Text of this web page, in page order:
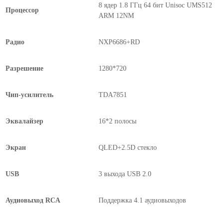
Процессор
8 ядер 1.8 ГГц 64 бит Unisoc UMS512
ARM 12NM
Радио NXP6686+RD
Разрешение 1280*720
Чип-усилитель TDA7851
Эквалайзер 16*2 полосы
Экран QLED+2.5D стекло
USB 3 выхода USB 2.0
Аудиовыход RCA Поддержка 4.1 аудиовыходов